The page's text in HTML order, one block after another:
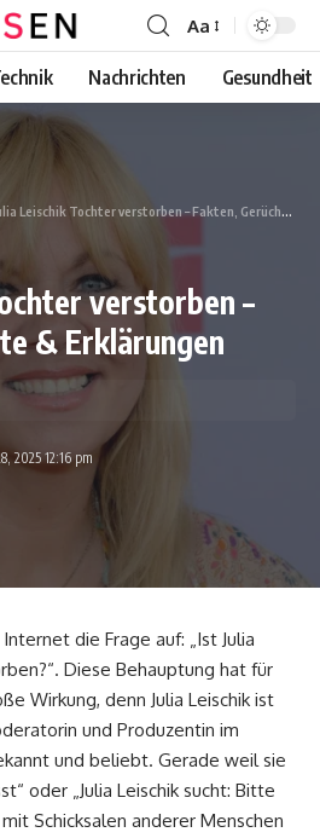
Font
Resizer
Aa
Nachrichten Gesundheit
Leischik Tochter verstorben – Fakten, Gerüchte & Erklärungen
verstorben –
& Erklärungen
2025 12:16 pm
die Frage auf: „Ist Julia
Diese Behauptung hat für
Wirkung, denn Julia Leischik ist
und Produzentin im
und beliebt. Gerade weil sie
oder „Julia Leischik sucht: Bitte
Schicksalen anderer Menschen